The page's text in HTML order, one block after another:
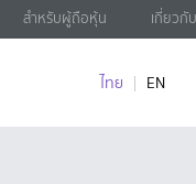
สำหรับผู้ถือหุ้น เกี่ยวกับ
ไทย EN